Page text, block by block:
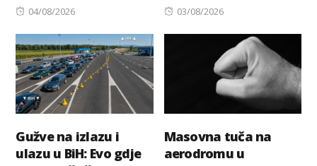
Posted
04/08/2026
Posted
03/08/2026
Gužve na izlazu i
ulazu u BiH: Evo gdje
Masovna tuča na
aerodromu u